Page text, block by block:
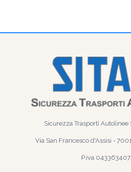
Sicurezza Trasporti Autolinee
Via San Francesco d'Assisi -
P.iva